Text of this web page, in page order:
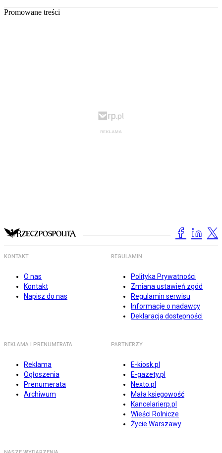
Promowane treści
KONTAKT
O nas
Kontakt
Napisz do nas
REGULAMIN
Polityka Prywatności
Zmiana ustawień zgód
Regulamin serwisu
Informacje o nadawcy
Deklaracja dostępności
REKLAMA I PRENUMERATA
Reklama
Ogłoszenia
Prenumerata
Archiwum
PARTNERZY
E-kiosk.pl
E-gazety.pl
Nexto.pl
Mała księgowość
Kancelarierp.pl
Wieści Rolnicze
Życie Warszawy